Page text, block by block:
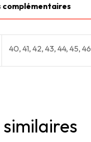
40, 41, 42, 43, 44, 45, 46